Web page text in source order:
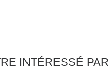
INTÉRESSÉ PAR